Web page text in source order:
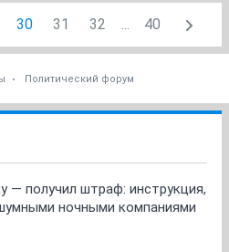
30 31 32 ... 40
Политический форум
— получил штраф: инструкция,
ночными компаниями